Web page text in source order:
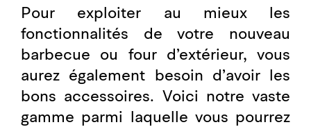
Pour exploiter au mieux les
fonctionnalités de votre nouveau
barbecue ou four d’extérieur, vous
aurez également besoin d’avoir les
bons accessoires. Voici notre vaste
gamme parmi laquelle vous pourrez